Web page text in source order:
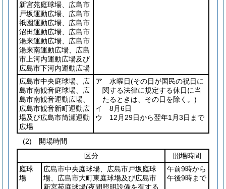
新宮苑庭球場、広島市
戸坂運動広場、広島市
祇園運動広場、広島市
沼田運動広場、広島市
湯来運動広場、広島市
湯来南運動広場、広島
市上河内運動広場及び
広島市下河内運動広場
広島市中央庭球場、広
島市南観音庭球場、広
島市南観音運動広場、
広島市観音新町運動広
場及び広島市筒瀬運動
広場
ア 水曜日(その日が国民の祝日に
関する法律に規定する休日に当
たるときは、その日を除く。)
イ 8月6日
ウ 12月29日から翌年1月3日まで
(2) 開場時間
区分
開場時間
庭球
場
広島市中央庭球場、広島市戸坂庭球
場、広島市大町東庭球場及び広島市
新宮苑庭球場(夜間照明設備を有する
午前9時から
午後9時まで